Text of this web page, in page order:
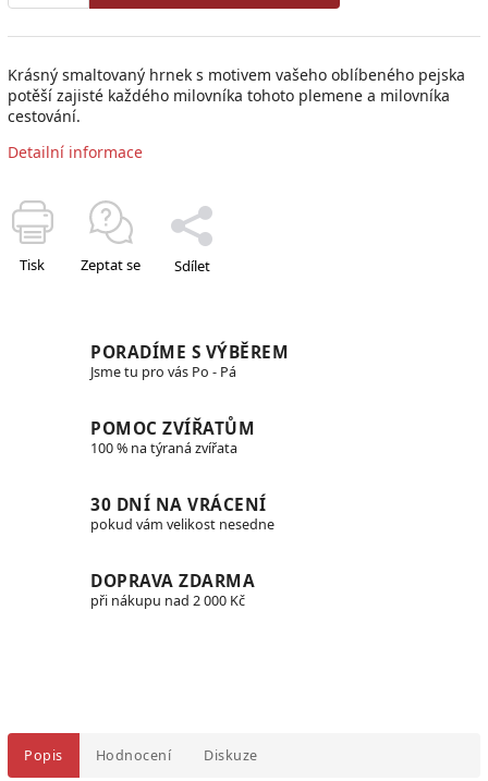
Krásný smaltovaný hrnek s motivem vašeho oblíbeného pejska
potěší zajisté každého milovníka tohoto plemene a milovníka
cestování.
Detailní informace
Tisk Zeptat se Sdílet
PORADÍME S VÝBĚREM
Jsme tu pro vás Po - Pá
POMOC ZVÍŘATŮM
100 % na týraná zvířata
30 DNÍ NA VRÁCENÍ
pokud vám velikost nesedne
DOPRAVA ZDARMA
při nákupu nad 2 000 Kč
Popis Hodnocení Diskuze